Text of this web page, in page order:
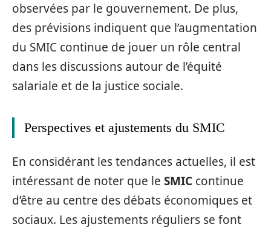
observées par le gouvernement. De plus,
des prévisions indiquent que l’augmentation
du SMIC continue de jouer un rôle central
dans les discussions autour de l’équité
salariale et de la justice sociale.
Perspectives et ajustements du SMIC
En considérant les tendances actuelles, il est
intéressant de noter que le SMIC continue
d’être au centre des débats économiques et
sociaux. Les ajustements réguliers se font